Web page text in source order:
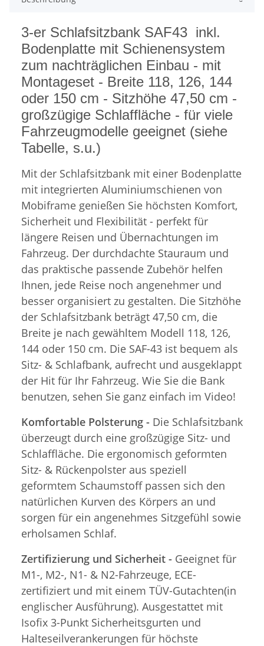
3-er Schlafsitzbank SAF43 inkl.
Bodenplatte mit Schienensystem
zum nachträglichen Einbau - mit
Montageset - Breite 118, 126, 144
oder 150 cm - Sitzhöhe 47,50 cm -
großzügige Schlaffläche - für viele
Fahrzeugmodelle geeignet (siehe
Tabelle, s.u.)
Mit der Schlafsitzbank mit einer Bodenplatte
mit integrierten Aluminiumschienen von
Mobiframe genießen Sie höchsten Komfort,
Sicherheit und Flexibilität - perfekt für
längere Reisen und Übernachtungen im
Fahrzeug. Der durchdachte Stauraum und
das praktische passende Zubehör helfen
Ihnen, jede Reise noch angenehmer und
besser organisiert zu gestalten. Die Sitzhöhe
der Schlafsitzbank beträgt 47,50 cm, die
Breite je nach gewähltem Modell 118, 126,
144 oder 150 cm. Die SAF-43 ist bequem als
Sitz- & Schlafbank, aufrecht und ausgeklappt
der Hit für Ihr Fahrzeug. Wie Sie die Bank
benutzen, sehen Sie ganz einfach im Video!
Komfortable Polsterung - Die Schlafsitzbank
überzeugt durch eine großzügige Sitz- und
Schlaffläche. Die ergonomisch geformten
Sitz- & Rückenpolster aus speziell
geformtem Schaumstoff passen sich den
natürlichen Kurven des Körpers an und
sorgen für ein angenehmes Sitzgefühl sowie
erholsamen Schlaf.
Zertifizierung und Sicherheit - Geeignet für
M1-, M2-, N1- & N2-Fahrzeuge, ECE-
zertifiziert und mit einem TÜV-Gutachten(in
englischer Ausführung). Ausgestattet mit
Isofix 3-Punkt Sicherheitsgurten und
Halteseilverankerungen für höchste